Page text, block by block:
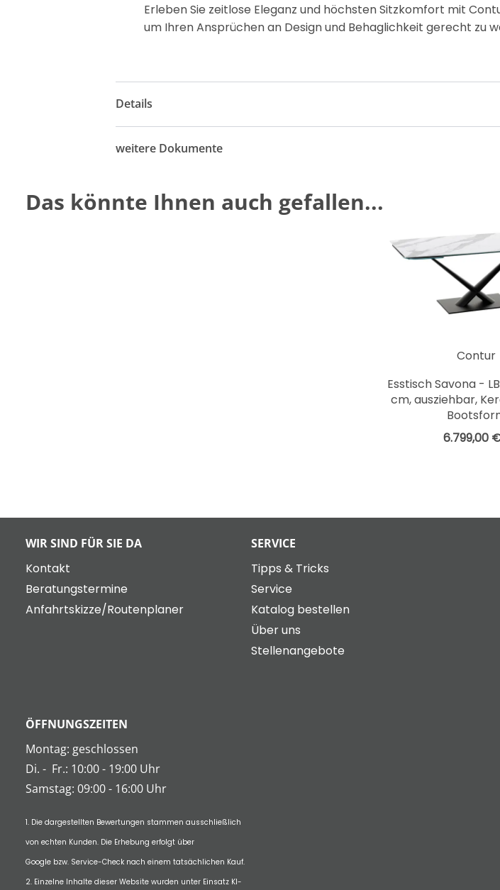
Erleben Sie zeitlose Eleganz und höchsten Sitzkomfort mit
um Ihren Ansprüchen an Design und Behaglichkeit gerecht zu
Details
weitere Dokumente
Das könnte Ihnen auch gefallen...
Contur
Esstisch Savona -
cm, ausziehbar,
6.799,00
WIR SIND FÜR SIE DA
Kontakt
Beratungstermine
Anfahrtskizze/Routenplaner
SERVICE
Tipps & Tricks
Service
Katalog bestellen
Über uns
Stellenangebote
ÖFFNUNGSZEITEN
Montag: geschlossen
Di. - Fr.: 10:00 - 19:00 Uhr
Samstag: 09:00 - 16:00 Uhr
1. Die dargestellten Bewertungen stammen ausschließlich
von echten Kunden. Die Erhebung erfolgt über
Google bzw. Service-Check nach einem tatsächlichen Kauf.
2. Einzelne Inhalte dieser Website wurden unter Einsatz KI-